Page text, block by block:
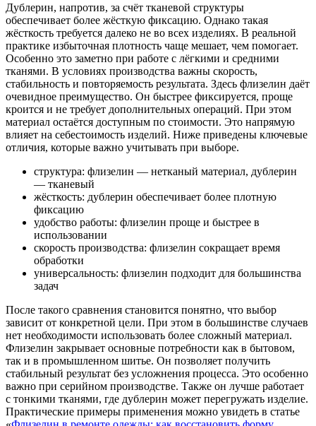
Дублерин, напротив, за счёт тканевой структуры
обеспечивает более жёсткую фиксацию. Однако такая
жёсткость требуется далеко не во всех изделиях. В реальной
практике избыточная плотность чаще мешает, чем помогает.
Особенно это заметно при работе с лёгкими и средними
тканями. В условиях производства важны скорость,
стабильность и повторяемость результата. Здесь флизелин даёт
очевидное преимущество. Он быстрее фиксируется, проще
кроится и не требует дополнительных операций. При этом
материал остаётся доступным по стоимости. Это напрямую
влияет на себестоимость изделий. Ниже приведены ключевые
отличия, которые важно учитывать при выборе.
структура: флизелин — нетканый материал, дублерин
— тканевый
жёсткость: дублерин обеспечивает более плотную
фиксацию
удобство работы: флизелин проще и быстрее в
использовании
скорость производства: флизелин сокращает время
обработки
универсальность: флизелин подходит для большинства
задач
После такого сравнения становится понятно, что выбор
зависит от конкретной цели. При этом в большинстве случаев
нет необходимости использовать более сложный материал.
Флизелин закрывает основные потребности как в бытовом,
так и в промышленном шитье. Он позволяет получить
стабильный результат без усложнения процесса. Это особенно
важно при серийном производстве. Также он лучше работает
с тонкими тканями, где дублерин может перегружать изделие.
Практические примеры применения можно увидеть в статье